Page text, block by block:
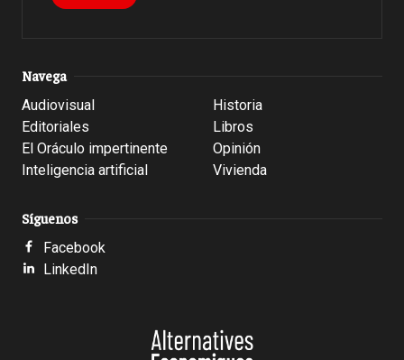
Navega
Audiovisual
Editoriales
El Oráculo impertinente
Inteligencia artificial
Historia
Libros
Opinión
Vivienda
Síguenos
Facebook
LinkedIn